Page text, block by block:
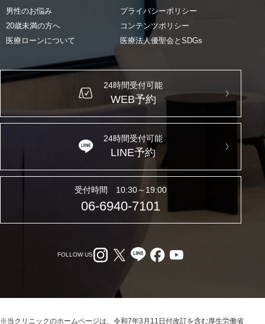
男性のお悩み
20歳未満の方へ
医療ローンについて
プライバシーポリシー
コンテンツポリシー
医療法人優聖会とSDGs
24時間受付可能
WEB予約
24時間受付可能
LINE予約
受付時間 10:30～19:00
06-6940-7101
FOLLOW US
※当クリニックのホームページは、令和7年3月11日付改訂を含む厚生労働省